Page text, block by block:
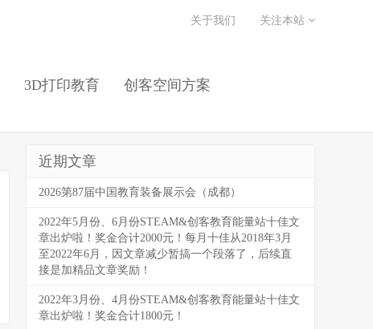
3D打印教育
创客空间方案
关于我们 关注本站
近期文章
2026第87届中国教育装备展示会（成都）
2022年5月份、6月份STEAM&创客教育能量站十佳文
章出炉啦！奖金合计2000元！每月十佳从2018年3月
至2022年6月，因文章减少暂搞一个段落了，后续直
接是加精品文章奖励！
2022年3月份、4月份STEAM&创客教育能量站十佳文
章出炉啦！奖金合计1800元！